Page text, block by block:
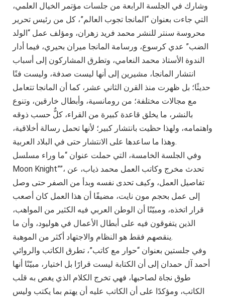
وشارك في الجلسة الرابعة من جلسات مؤتمر الخيال العلمي،
التي جاءت بعنوان “المانجا تجوب العالم”، كل من رئيس تحرير
محروسة سنتر للنشر محمد فريد زهران، ومؤلف عمل “الولد
الضب” عدي كرسوع، ورسامة المانجا ميران بحيري، فيما أدار
الندوة الأستاذ محمد النعامي، وتطرق المشاركون إلى أسباب
انتشار المانجا، مشيرين إلى أنها ليست صدفة، وليست فنًا
حديثًا؛ بل ظهرت منذ القرن الثاني عشر، كما أن المانجا تتعامل
مع مجالات مختلفة؛ من رومانسية، وأبطال خارقين، وتنوع
بالنشر، ما يخلق قاعدة كبيرة من القراء، كلٌّ حسب ذوقه
واهتمامه، ولهذا حظيت بانتشار كبير؛ لأنها تحمل رسالة أخلاقية،
وهذا ما ساعدها على الانتشار حتى في البلاد العربية.
وفي الجلسة الخامسة، التي حملت عنوان “ما وراء مسلسل
Moon Knight””، تحدث مخرج وكاتب العمل محمد ذياب، عن
تفاصيل العمل، وكيف تحدى نفسه وبدأ من الصفر حتى وصل
إلى عمل بحجم مون نايت، مضيفًا أن هذا العمل كان أصعب
قرار اتخذه، ومبيّنًا أن الوطن العربي فيه الكثير من المواهب،
الذين يتفوقون فيه على أبطال الأعمال في هوليود، وأن ما
ينقصهم فقط هو النظام والاجتهاد أكثر من الموهبة.
وفي جلستين بعنوان “حوار مع كاتب”، تطرق الكاتب والروائي
أحمد آل حمدان إلى أن الكتابة ليست قرارًا بل اختيار، مبيّنًا أنها
طوق نجاة لصاحبها، فهي تخرج الكلام الذي يغص به قلب
الكاتب، ومؤكدًا على أن الكاتب عليه أن يهتم بما يكتب وليس